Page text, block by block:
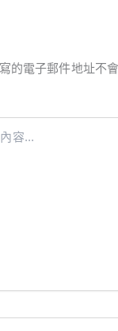
的電子郵件地址不會